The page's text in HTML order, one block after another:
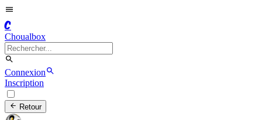
C
Choualbox
Connexion
Inscription
Retour